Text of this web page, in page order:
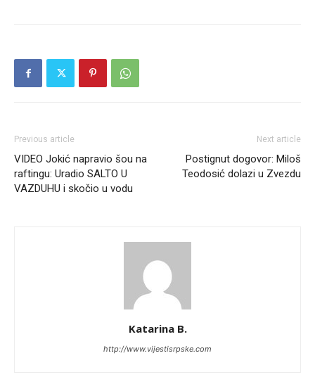
Previous article
VIDEO Jokić napravio šou na
raftingu: Uradio SALTO U
VAZDUHU i skočio u vodu
Next article
Postignut dogovor: Miloš
Teodosić dolazi u Zvezdu
Katarina B.
http://www.vijestisrpske.com